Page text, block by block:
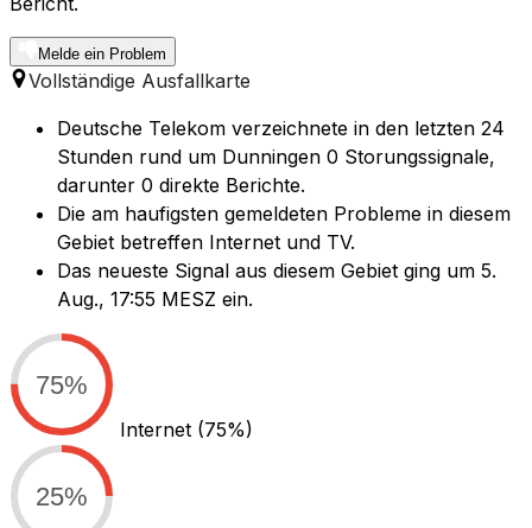
Melde ein Problem
Vollständige Ausfallkarte
Deutsche Telekom verzeichnete in den letzten 24
Stunden rund um Dunningen 0 Storungssignale,
darunter 0 direkte Berichte.
Die am haufigsten gemeldeten Probleme in diesem
Gebiet betreffen Internet und TV.
Das neueste Signal aus diesem Gebiet ging um 5.
Aug., 17:55 MESZ ein.
75%
Internet (75%)
25%